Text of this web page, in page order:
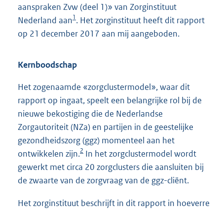
aanspraken Zvw (deel 1)» van Zorginstituut
Nederland aan1. Het zorginstituut heeft dit rapport
op 21 december 2017 aan mij aangeboden.
Kernboodschap
Het zogenaamde «zorgclustermodel», waar dit
rapport op ingaat, speelt een belangrijke rol bij de
nieuwe bekostiging die de Nederlandse
Zorgautoriteit (NZa) en partijen in de geestelijke
gezondheidszorg (ggz) momenteel aan het
ontwikkelen zijn.2 In het zorgclustermodel wordt
gewerkt met circa 20 zorgclusters die aansluiten bij
de zwaarte van de zorgvraag van de ggz-cliënt.
Het zorginstituut beschrijft in dit rapport in hoeverre